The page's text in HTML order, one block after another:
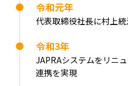
令和元年
代表取締役社長に村上
令和3年
JAPRAシステムをリニ
連携を実現